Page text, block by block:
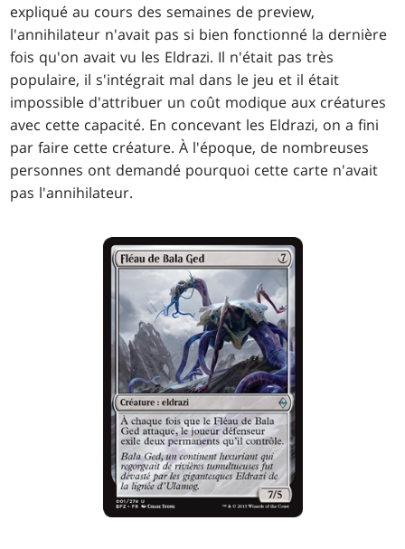
expliqué au cours des semaines de preview,
l'annihilateur n'avait pas si bien fonctionné la dernière
fois qu'on avait vu les Eldrazi. Il n'était pas très
populaire, il s'intégrait mal dans le jeu et il était
impossible d'attribuer un coût modique aux créatures
avec cette capacité. En concevant les Eldrazi, on a fini
par faire cette créature. À l'époque, de nombreuses
personnes ont demandé pourquoi cette carte n'avait
pas l'annihilateur.